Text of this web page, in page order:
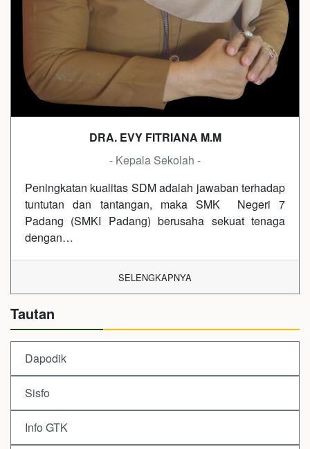
DRA. EVY FITRIANA M.M
- Kepala Sekolah -
Peningkatan kualitas SDM adalah jawaban terhadap
tuntutan dan tantangan, maka SMK Negeri 7
Padang (SMKI Padang) berusaha sekuat tenaga
dengan…
SELENGKAPNYA
Tautan
Dapodik
Sisfo
Info GTK